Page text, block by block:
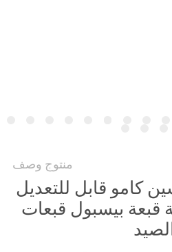
منتوج وصف
كامو قابل للتعديل
قبعة بيسبول قبعات